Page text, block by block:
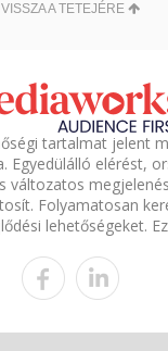
VISSZA A TETEJÉRE
tartalmat jelent
Egyedülálló elérést,
változatos
Folyamatosan
lehetőségeket.